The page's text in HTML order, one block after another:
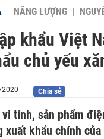
NĂNG LƯỢNG
khẩu Việt
chủ yếu
Chia sẻ
vi tính, sản phẩm
xuất khẩu chính